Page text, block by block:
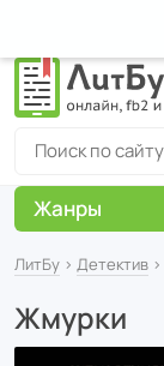
ЛитБу › Детектив ›
Жмурки
Жанры